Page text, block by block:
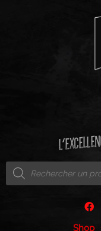
Shop